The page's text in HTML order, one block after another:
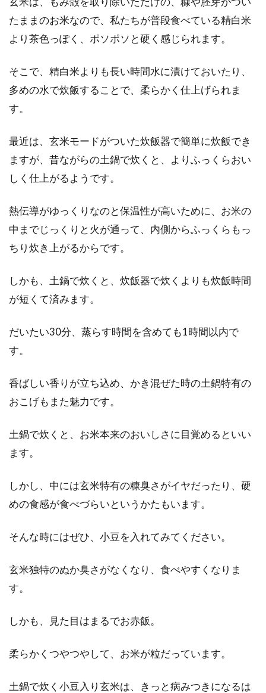
小麦粉にはいろいろある？グラハム
一般的に、小麦粉といっても薄力粉や強力粉な
アレンジを楽しもう！大葉味噌の作
り方と保存方法をご紹介
夏になると目にすることの多い大葉ですが、メ
インのおかずとして日の目を浴びることは少な
いのではないでし...
ている白...
玄米や麦の栄養価が知りたい！どっ
皆さんは、健康増進や体質改善の為に、主食を
するか麦にする...
超便利！マイヤー電子レンジ圧力鍋
知る人ぞ知るマイヤー電子レンジ圧力鍋は時短
たままのお米なので、私たちが普段食べている精白米
より茶色っぽく、ポソポソと硬く感じられます。
そこで、精白米よりも長い時間水に漬けておいたり、
多めの水で炊飯することで、柔らかく仕上げられま
す。
最近は、玄米モードがついた炊飯器で簡単に炊飯でき
ますが、昔ながらの土鍋で炊くと、よりふっくらおい
しく仕上がるようです。
熱伝導がゆっくりなのと保温性が高いために、お米の
中までじっくりと火が通って、内側からふっくらもっ
ちり炊き上がるからです。
しかも、土鍋で炊くと、炊飯器で炊くよりも炊飯時間
が短くて済みます。
だいたい30分、蒸らす時間を含めても1時間以内で
す。
香ばしい香りが立ち込め、かき混ぜた時の土鍋特有の
おこげもまた魅力です。
土鍋で炊くと、お米本来のおいしさに目覚めるといい
ます。
しかし、中には玄米特有の糠臭さがイヤだったり、硬
めの食感が食べづらいというかたもいます。
そんな時にはぜひ、小豆を入れてみてください。
玄米独特のぬか臭さがなくなり、食べやすくなりま
す。
しかも、見た目はまるでお赤飯。
柔らかくつやつやして、お米が粒だっています。
土鍋で炊く小豆入り玄米は、きっと病みつきになるは